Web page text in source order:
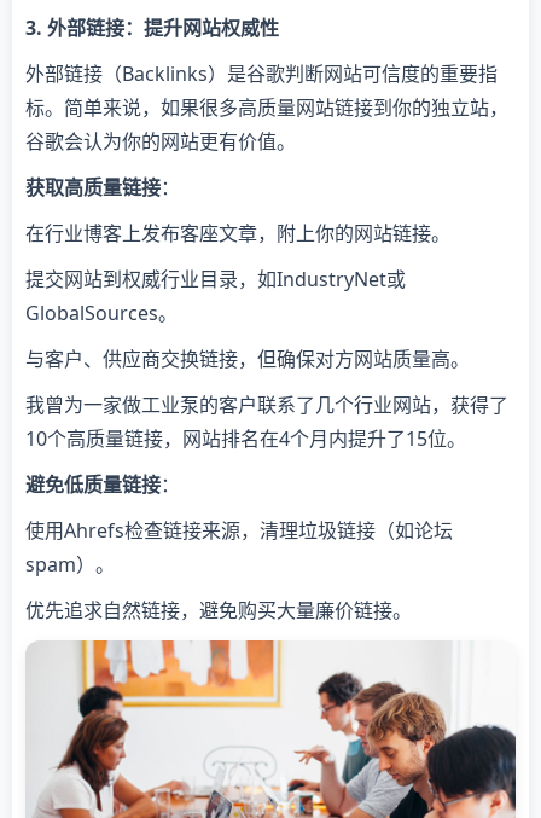
3. 外部链接：提升网站权威性
外部链接（Backlinks）是谷歌判断网站可信度的重要指
标。简单来说，如果很多高质量网站链接到你的独立站，
谷歌会认为你的网站更有价值。
获取高质量链接：
在行业博客上发布客座文章，附上你的网站链接。
提交网站到权威行业目录，如IndustryNet或
GlobalSources。
与客户、供应商交换链接，但确保对方网站质量高。
我曾为一家做工业泵的客户联系了几个行业网站，获得了
10个高质量链接，网站排名在4个月内提升了15位。
避免低质量链接：
使用Ahrefs检查链接来源，清理垃圾链接（如论坛
spam）。
优先追求自然链接，避免购买大量廉价链接。